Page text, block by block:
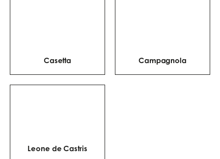
Casetta Campagnola
Leone de Castris